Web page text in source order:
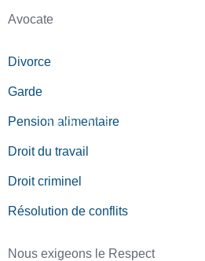
Avocate
Divorce
Garde
Pension alimentaire
Droit du travail
Droit criminel
Résolution de conflits
Nous exigeons le Respect